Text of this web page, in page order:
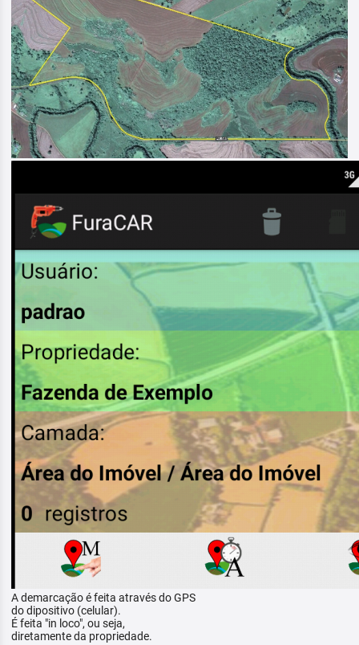
A demarcação é feita através do GPS
do dipositivo (celular).
É feita "in loco", ou seja,
diretamente da propriedade.